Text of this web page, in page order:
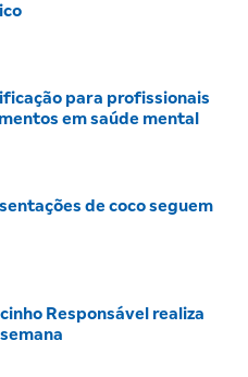
para profissionais
em saúde mental
de coco seguem
Responsável realiza